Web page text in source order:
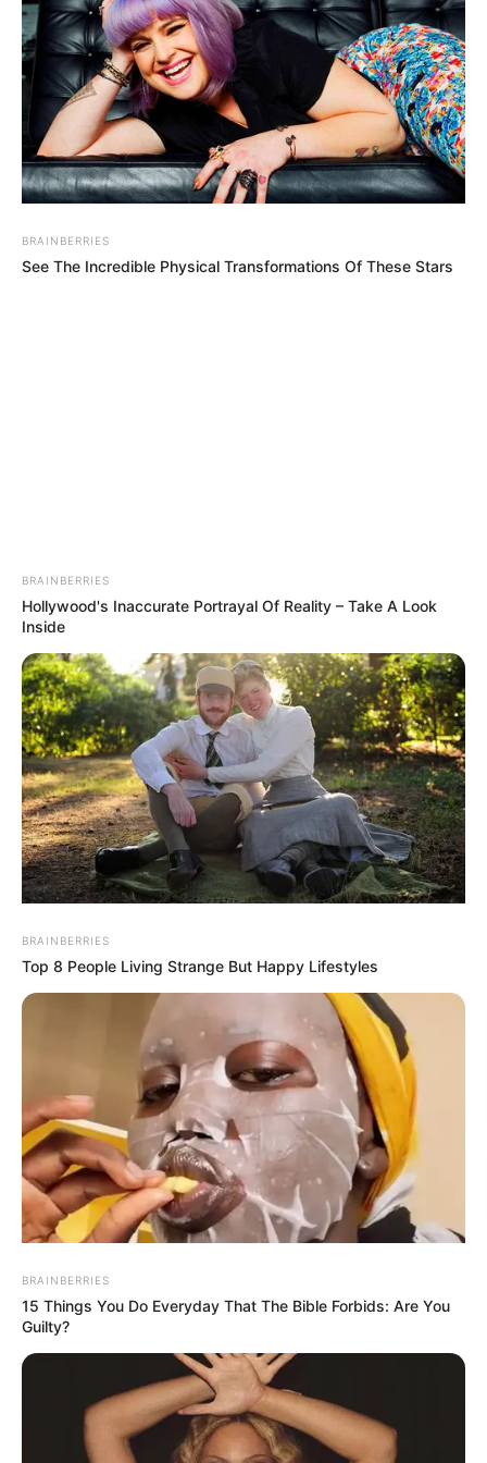
MEHR AUS DEM WEB
Gigantische
Welle reißt
Touristen ins
Gigantische
Welle zieht
mehrere
Urlauber ins
Teneriffa:
Touristen
BRAINBERRIES
See The Incredible Physical Transformations Of These Stars
BRAINBERRIES
Hollywood's Inaccurate Portrayal Of Reality – Take A Look
Inside
BRAINBERRIES
Top 8 People Living Strange But Happy Lifestyles
BRAINBERRIES
15 Things You Do Everyday That The Bible Forbids: Are You
Guilty?